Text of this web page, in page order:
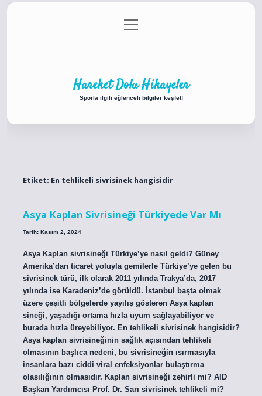
Gizlilik Politikası
menüyü
aç
Hareket Dolu Hikayeler
Sporla ilgili eğlenceli bilgiler keşfet!
Etiket: En tehlikeli sivrisinek hangisidir
Asya Kaplan Sivrisineği Türkiyede Var Mı
Tarih: Kasım 2, 2024
Asya Kaplan sivrisineği Türkiye’ye nasıl geldi? Güney
Amerika’dan ticaret yoluyla gemilerle Türkiye’ye gelen bu
sivrisinek türü, ilk olarak 2011 yılında Trakya’da, 2017
yılında ise Karadeniz’de görüldü. İstanbul başta olmak
üzere çeşitli bölgelerde yayılış gösteren Asya kaplan
sineği, yaşadığı ortama hızla uyum sağlayabiliyor ve
burada hızla üreyebiliyor. En tehlikeli sivrisinek hangisidir?
Asya kaplan sivrisineğinin sağlık açısından tehlikeli
olmasının başlıca nedeni, bu sivrisineğin ısırmasıyla
insanlara bazı ciddi viral enfeksiyonlar bulaştırma
olasılığının olmasıdır. Kaplan sivrisineği zehirli mi? AID
Başkan Yardımcısı Prof. Dr. Sarı sivrisinek tehlikeli mi?